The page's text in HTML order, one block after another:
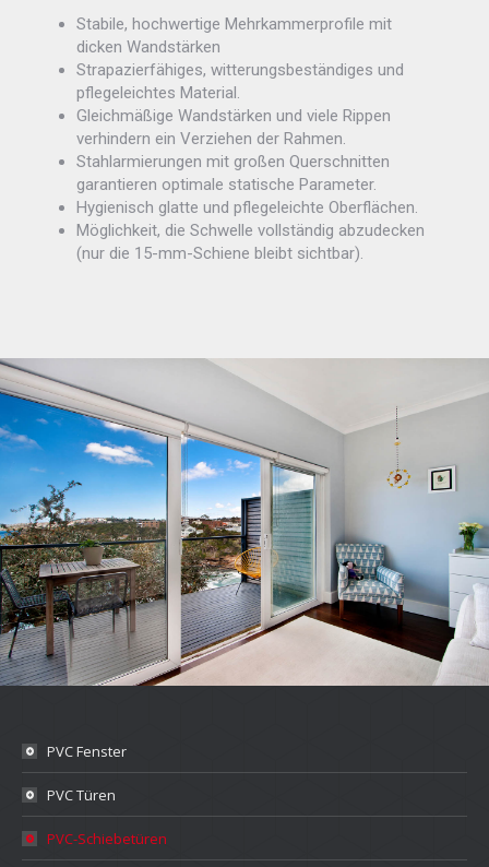
Stabile, hochwertige Mehrkammerprofile mit
dicken Wandstärken
Strapazierfähiges, witterungsbeständiges und
pflegeleichtes Material.
Gleichmäßige Wandstärken und viele Rippen
verhindern ein Verziehen der Rahmen.
Stahlarmierungen mit großen Querschnitten
garantieren optimale statische Parameter.
Hygienisch glatte und pflegeleichte Oberflächen.
Möglichkeit, die Schwelle vollständig abzudecken
(nur die 15-mm-Schiene bleibt sichtbar).
PVC Fenster
PVC Türen
PVC-Schiebetüren